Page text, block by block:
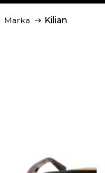
Marka Kilian